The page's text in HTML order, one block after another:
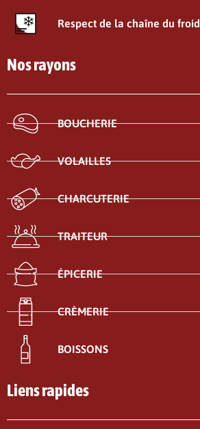
Respect de la chaîne du froid
Nos rayons
BOUCHERIE
VOLAILLES
CHARCUTERIE
TRAITEUR
ÉPICERIE
CRÈMERIE
BOISSONS
Liens rapides